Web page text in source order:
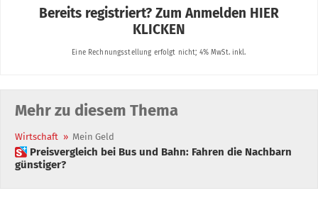
Mehr zu diesem Thema
Wirtschaft » Mein Geld
 Preisvergleich bei Bus und Bahn: Fahren die Nachbarn
günstiger?